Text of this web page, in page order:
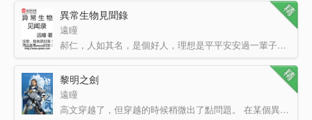
異常生物見聞錄
遠瞳
郝仁，人如其名，是個好人，理想是平平安安過一輩子，當個窮不死但也發不了財的小房東——起碼在他家里住進…
黎明之劍
遠瞳
高文穿越了，但穿越的時候稍微出了點問題。 在某個異界大陸上空飄了十幾萬年之后，他覺得自己可能需要…